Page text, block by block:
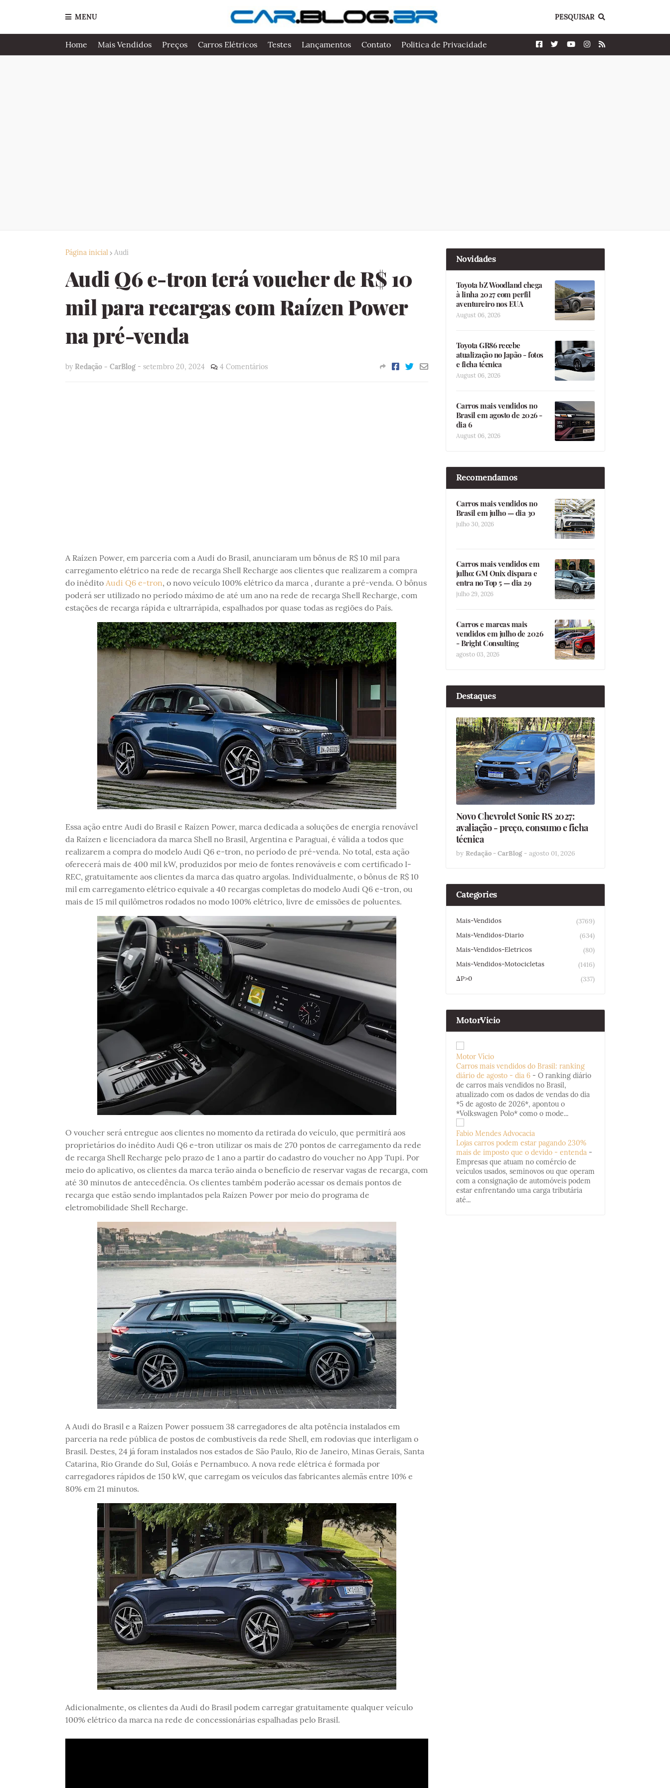
MENU PESQUISAR
Home Mais Vendidos Preços Carros Elétricos Testes Lançamentos Contato Politica de Privacidade
Página inicial Audi
Audi Q6 e-tron terá voucher de R$ 10
mil para recargas com Raízen Power
na pré-venda
by Redação - CarBlog - setembro 20, 2024 4 Comentários
A Raízen Power, em parceria com a Audi do Brasil, anunciaram um bônus de R$ 10 mil para
carregamento elétrico na rede de recarga Shell Recharge aos clientes que realizarem a compra
do inédito Audi Q6 e-tron, o novo veículo 100% elétrico da marca , durante a pré-venda. O bônus
poderá ser utilizado no período máximo de até um ano na rede de recarga Shell Recharge, com
estações de recarga rápida e ultrarrápida, espalhados por quase todas as regiões do País.
Essa ação entre Audi do Brasil e Raízen Power, marca dedicada a soluções de energia renovável
da Raízen e licenciadora da marca Shell no Brasil, Argentina e Paraguai, é válida a todos que
realizarem a compra do modelo Audi Q6 e-tron, no período de pré-venda. No total, esta ação
oferecerá mais de 400 mil kW, produzidos por meio de fontes renováveis e com certificado I-
REC, gratuitamente aos clientes da marca das quatro argolas. Individualmente, o bônus de R$ 10
mil em carregamento elétrico equivale a 40 recargas completas do modelo Audi Q6 e-tron, ou
mais de 15 mil quilômetros rodados no modo 100% elétrico, livre de emissões de poluentes.
O voucher será entregue aos clientes no momento da retirada do veículo, que permitirá aos
proprietários do inédito Audi Q6 e-tron utilizar os mais de 270 pontos de carregamento da rede
de recarga Shell Recharge pelo prazo de 1 ano a partir do cadastro do voucher no App Tupi. Por
meio do aplicativo, os clientes da marca terão ainda o benefício de reservar vagas de recarga, com
até 30 minutos de antecedência. Os clientes também poderão acessar os demais pontos de
recarga que estão sendo implantados pela Raízen Power por meio do programa de
eletromobilidade Shell Recharge.
A Audi do Brasil e a Raízen Power possuem 38 carregadores de alta potência instalados em
parceria na rede pública de postos de combustíveis da rede Shell, em rodovias que interligam o
Brasil. Destes, 24 já foram instalados nos estados de São Paulo, Rio de Janeiro, Minas Gerais, Santa
Catarina, Rio Grande do Sul, Goiás e Pernambuco. A nova rede elétrica é formada por
carregadores rápidos de 150 kW, que carregam os veículos das fabricantes alemãs entre 10% e
80% em 21 minutos.
Adicionalmente, os clientes da Audi do Brasil podem carregar gratuitamente qualquer veículo
100% elétrico da marca na rede de concessionárias espalhadas pelo Brasil.
Novidades
Toyota bZ Woodland chega
à linha 2027 com perfil
aventureiro nos EUA
August 06, 2026
Toyota GR86 recebe
atualização no Japão - fotos
e ficha técnica
August 06, 2026
Carros mais vendidos no
Brasil em agosto de 2026 -
dia 6
August 06, 2026
Recomendamos
Carros mais vendidos no
Brasil em julho — dia 30
julho 30, 2026
Carros mais vendidos em
julho: GM Onix dispara e
entra no Top 5 — dia 29
julho 29, 2026
Carros e marcas mais
vendidos em julho de 2026
- Bright Consulting
agosto 03, 2026
Destaques
Novo Chevrolet Sonic RS 2027:
avaliação - preço, consumo e ficha
técnica
by Redação - CarBlog - agosto 01, 2026
Categories
Mais-Vendidos
(3769)
Mais-Vendidos-Diario
(634)
Mais-Vendidos-Eletricos
(80)
Mais-Vendidos-Motocicletas
(1416)
ΔP>0
(337)
MotorVicio
Motor Vício
Carros mais vendidos do Brasil: ranking
diário de agosto - dia 6 - O ranking diário
de carros mais vendidos no Brasil,
atualizado com os dados de vendas do dia
*5 de agosto de 2026*, apontou o
*Volkswagen Polo* como o mode...
Fabio Mendes Advocacia
Lojas carros podem estar pagando 230%
mais de imposto que o devido - entenda -
Empresas que atuam no comércio de
veículos usados, seminovos ou que operam
com a consignação de automóveis podem
estar enfrentando uma carga tributária
até...